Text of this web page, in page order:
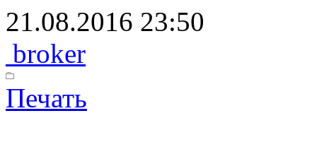
21.08.2016 23:50
broker
Печать